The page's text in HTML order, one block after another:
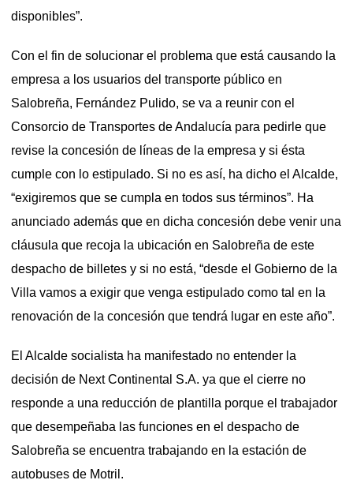
disponibles”.
Con el fin de solucionar el problema que está causando la
empresa a los usuarios del transporte público en
Salobreña, Fernández Pulido, se va a reunir con el
Consorcio de Transportes de Andalucía para pedirle que
revise la concesión de líneas de la empresa y si ésta
cumple con lo estipulado. Si no es así, ha dicho el Alcalde,
“exigiremos que se cumpla en todos sus términos”. Ha
anunciado además que en dicha concesión debe venir una
cláusula que recoja la ubicación en Salobreña de este
despacho de billetes y si no está, “desde el Gobierno de la
Villa vamos a exigir que venga estipulado como tal en la
renovación de la concesión que tendrá lugar en este año”.
El Alcalde socialista ha manifestado no entender la
decisión de Next Continental S.A. ya que el cierre no
responde a una reducción de plantilla porque el trabajador
que desempeñaba las funciones en el despacho de
Salobreña se encuentra trabajando en la estación de
autobuses de Motril.